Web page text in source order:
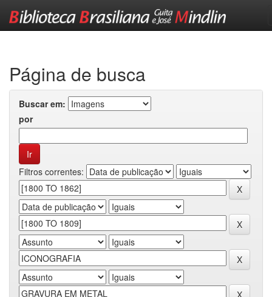
Página de busca
Buscar em:
por
Filtros correntes: